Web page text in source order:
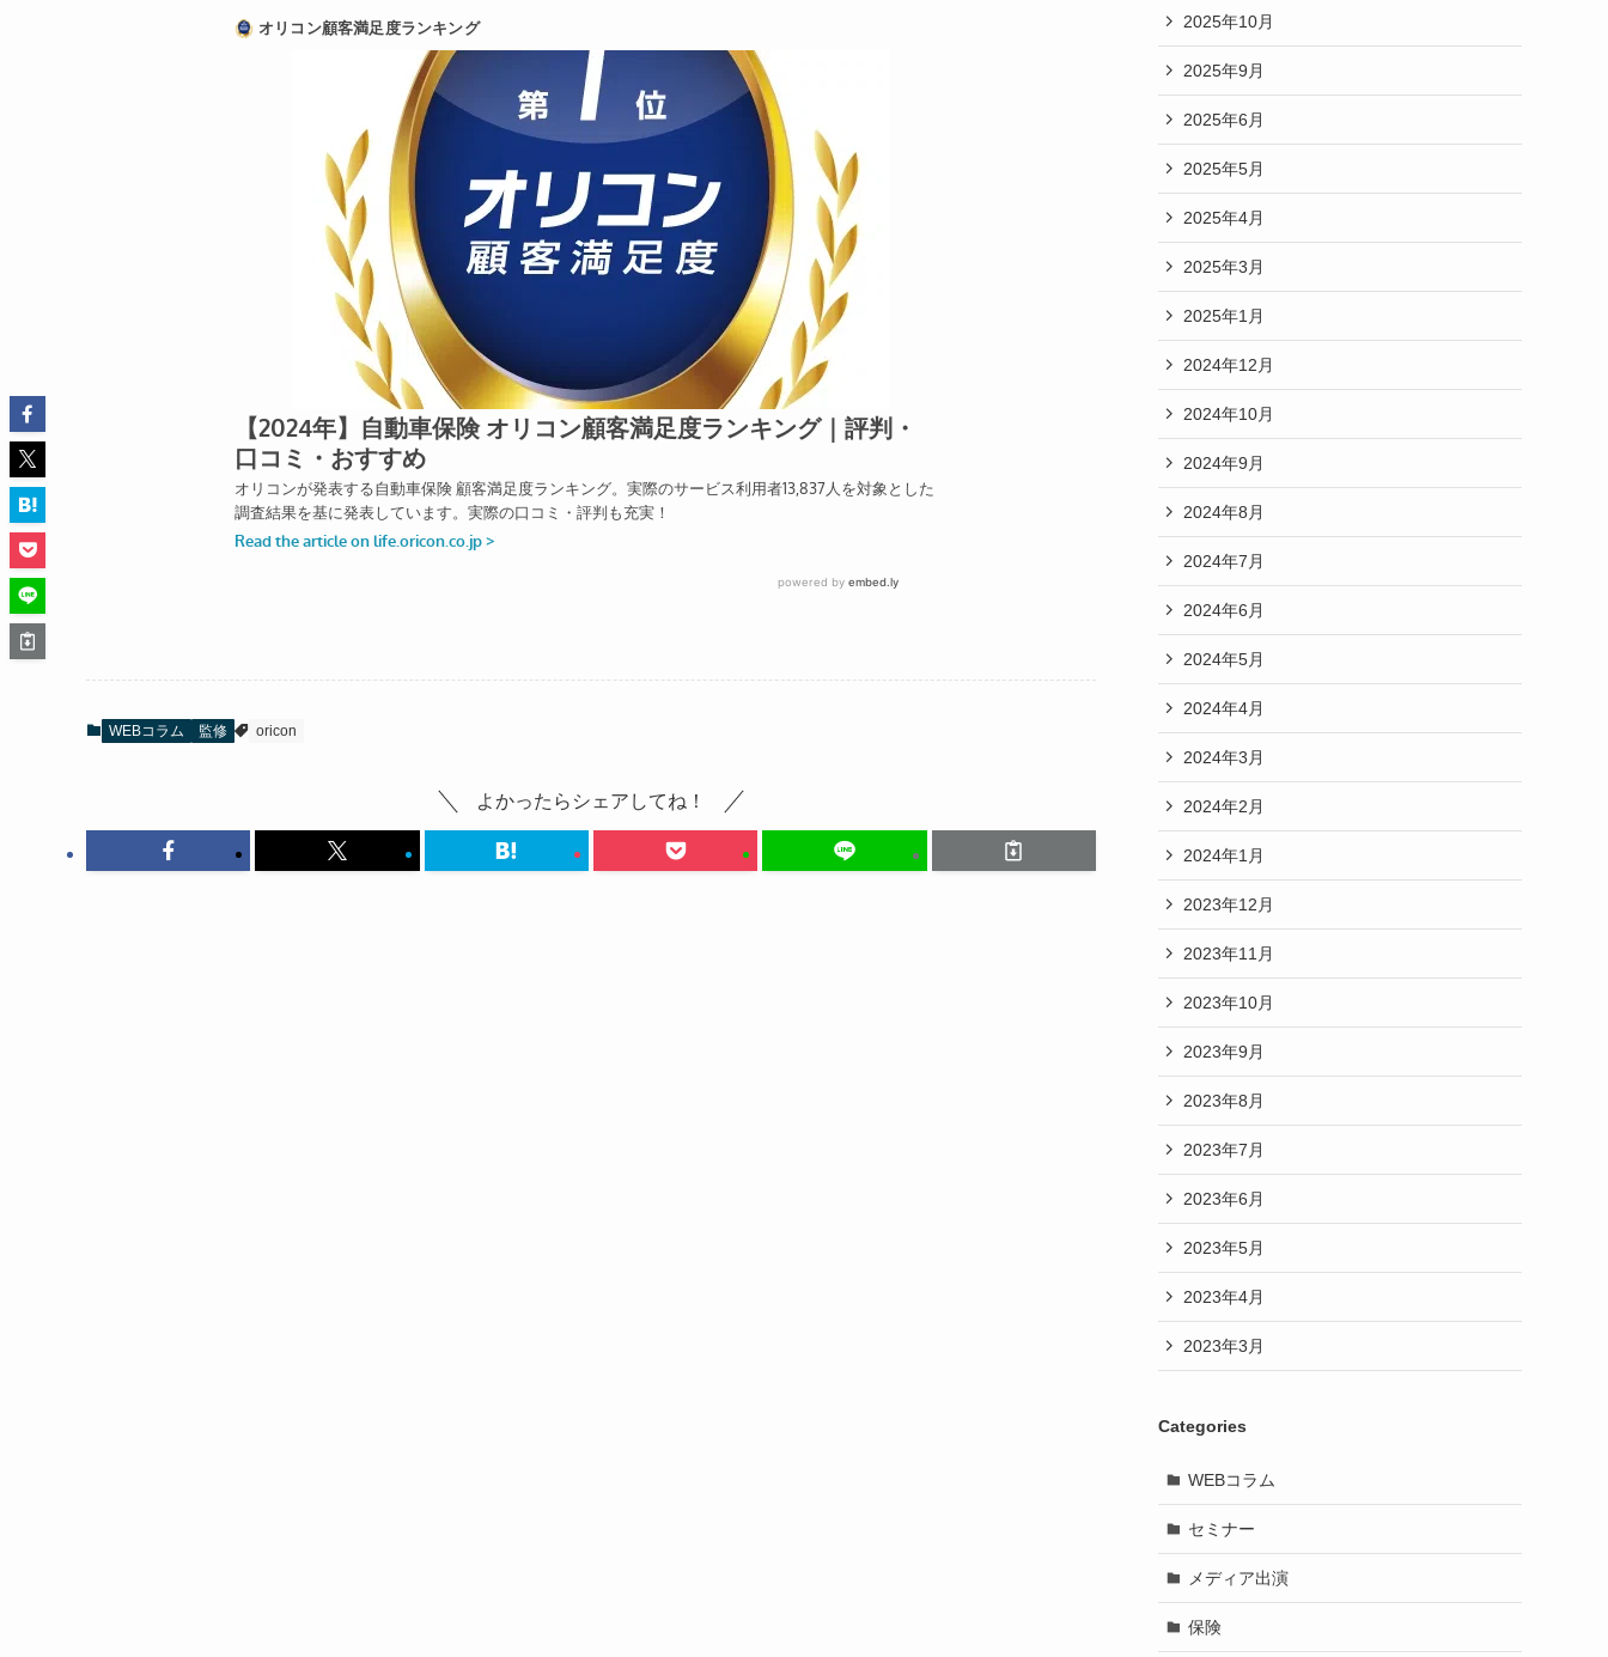
WEBコラム 監修 oricon
よかったらシェアしてね！
2025年10月
2025年9月
2025年6月
2025年5月
2025年4月
2025年3月
2025年1月
2024年12月
2024年10月
2024年9月
2024年8月
2024年7月
2024年6月
2024年5月
2024年4月
2024年3月
2024年2月
2024年1月
2023年12月
2023年11月
2023年10月
2023年9月
2023年8月
2023年7月
2023年6月
2023年5月
2023年4月
2023年3月
Categories
WEBコラム
セミナー
メディア出演
保険